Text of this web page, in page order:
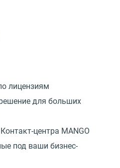
лицензиям
для больших
центра MANGO
под ваши бизнес-